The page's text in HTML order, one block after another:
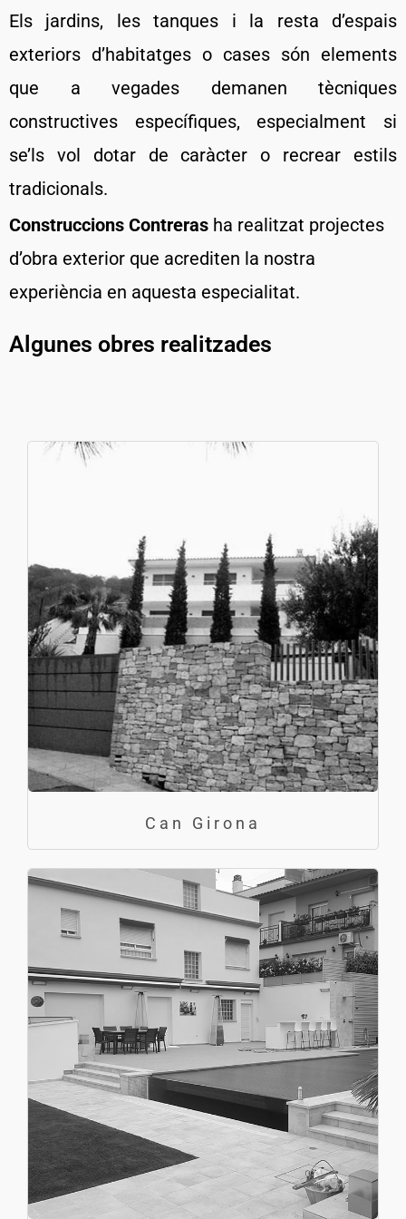
Els jardins, les tanques i la resta d’espais
exteriors d’habitatges o cases són elements
que a vegades demanen tècniques
constructives específiques, especialment si
se’ls vol dotar de caràcter o recrear estils
tradicionals.
Construccions Contreras ha realitzat projectes
d’obra exterior que acrediten la nostra
experiència en aquesta especialitat.
Algunes obres realitzades
Can Girona